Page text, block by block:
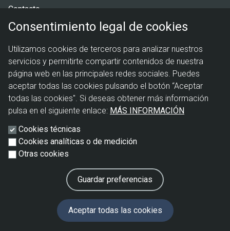
Contacto
legal
Política de cookies
Aviso legal
Consentimiento legal de cookies
Utilizamos cookies de terceros para analizar nuestros
servicios y permitirte compartir contenidos de nuestra
página web en las principales redes sociales. Puedes
aceptar todas las cookies pulsando el botón “Aceptar
todas las cookies". Si deseas obtener más información
pulsa en el siguiente enlace: MÁS INFORMACIÓN
Cookies técnicas
Cookies analíticas o de medición
Otras cookies
Guardar preferencias
Aceptar todas las cookies